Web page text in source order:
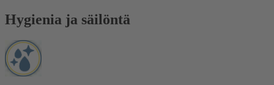
Hygienia ja säilöntä